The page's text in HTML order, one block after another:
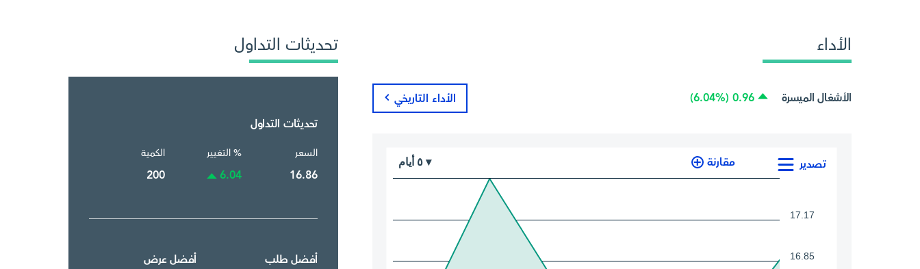
الأداء
الأشغال الميسرة 0.96 (6.04%) الأداء التاريخي
مقارنة تصدير
16.85
17.17
٥ أيام ▾
تحديثات التداول
تحديثات التداول
السعر
16.86
% التغيير
6.04
الكمية
200
أفضل طلب أفضل عرض